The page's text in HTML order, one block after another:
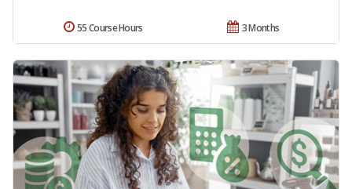
3 Months
55 Course Hours